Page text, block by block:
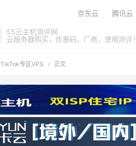
55云主机测评网
云服务器购买，优惠码，厂商，使用测评！
京东云 腾讯云
TikTok专区VPS  正文